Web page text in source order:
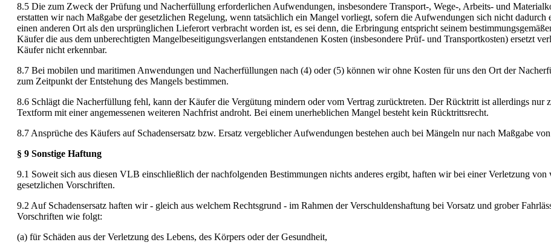
8.5 Die zum Zweck der Prüfung und Nacherfüllung erforderlichen Aufwendungen, insbesondere Transport-, Wege-, Arbeits- und
erstatten wir nach Maßgabe der gesetzlichen Regelung, wenn tatsächlich ein Mangel vorliegt, sofern die Aufwendungen sich nicht dadurch
einen anderen Ort als den ursprünglichen Lieferort verbracht worden ist, es sei denn, die Erbringung entspricht seinem
Käufer die aus dem unberechtigten Mangelbeseitigungsverlangen entstandenen Kosten (insbesondere Prüf- und Transportkosten) ersetzt
Käufer nicht erkennbar.
8.7 Bei mobilen und maritimen Anwendungen und Nacherfüllungen nach (4) oder (5) können wir ohne Kosten für uns den Ort der
zum Zeitpunkt der Entstehung des Mangels bestimmen.
8.6 Schlägt die Nacherfüllung fehl, kann der Käufer die Vergütung mindern oder vom Vertrag zurücktreten. Der Rücktritt ist allerdings nur
Textform mit einer angemessenen weiteren Nachfrist androht. Bei einem unerheblichen Mangel besteht kein Rücktrittsrecht.
8.7 Ansprüche des Käufers auf Schadensersatz bzw. Ersatz vergeblicher Aufwendungen bestehen auch bei Mängeln nur nach Maßgabe
§ 9 Sonstige Haftung
9.1 Soweit sich aus diesen VLB einschließlich der nachfolgenden Bestimmungen nichts anderes ergibt, haften wir bei einer Verletzung
gesetzlichen Vorschriften.
9.2 Auf Schadensersatz haften wir - gleich aus welchem Rechtsgrund - im Rahmen der Verschuldenshaftung bei Vorsatz und grober
Vorschriften wie folgt:
(a) für Schäden aus der Verletzung des Lebens, des Körpers oder der Gesundheit,